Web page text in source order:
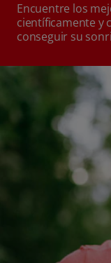
Encuentre los
científicamente y
conseguir su